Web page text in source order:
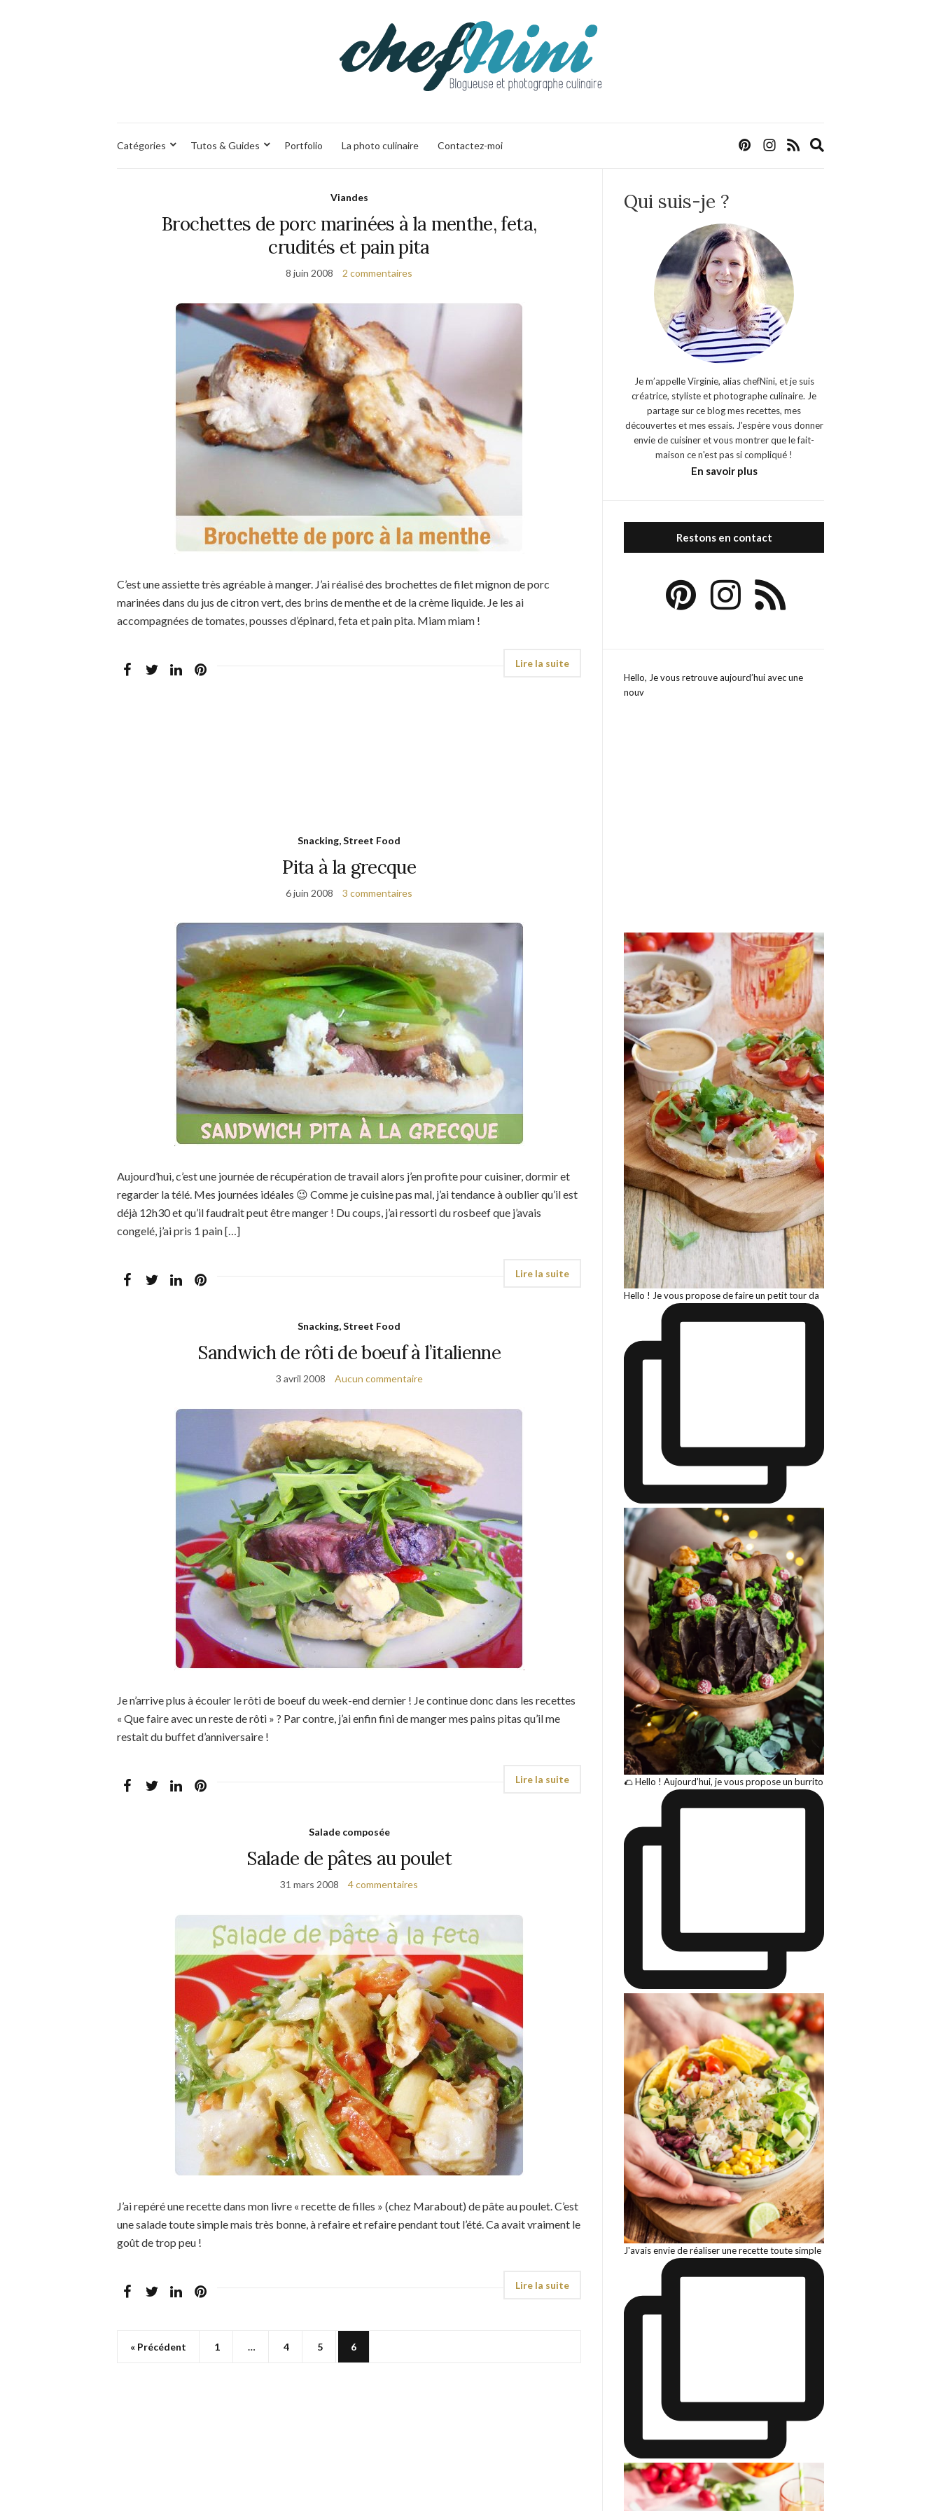
Catégories Tutos & Guides Portfolio La photo culinaire Contactez-moi
Viandes
Brochettes de porc marinées à la menthe, feta,
crudités et pain pita
8 juin 2008 2 commentaires
C’est une assiette très agréable à manger. J’ai réalisé des brochettes de filet mignon de porc
marinées dans du jus de citron vert, des brins de menthe et de la crème liquide. Je les ai
accompagnées de tomates, pousses d’épinard, feta et pain pita. Miam miam !
Snacking, Street Food
Pita à la grecque
6 juin 2008 3 commentaires
Aujourd’hui, c’est une journée de récupération de travail alors j’en profite pour cuisiner, dormir et
regarder la télé. Mes journées idéales 😉 Comme je cuisine pas mal, j’ai tendance à oublier qu’il est
déjà 12h30 et qu’il faudrait peut être manger ! Du coups, j’ai ressorti du rosbeef que j’avais
congelé, j’ai pris 1 pain […]
Snacking, Street Food
Sandwich de rôti de boeuf à l’italienne
3 avril 2008 Aucun commentaire
Je n’arrive plus à écouler le rôti de boeuf du week-end dernier ! Je continue donc dans les recettes
« Que faire avec un reste de rôti » ? Par contre, j’ai enfin fini de manger mes pains pitas qu’il me
restait du buffet d’anniversaire !
Salade composée
Salade de pâtes au poulet
31 mars 2008 4 commentaires
J’ai repéré une recette dans mon livre « recette de filles » (chez Marabout) de pâte au poulet. C’est
une salade toute simple mais très bonne, à refaire et refaire pendant tout l’été. Ca avait vraiment le
goût de trop peu !
« Précédent 1 … 4 5 6
Qui suis-je ?
Je m’appelle Virginie, alias chefNini, et je suis
créatrice, styliste et photographe culinaire. Je
partage sur ce blog mes recettes, mes
découvertes et mes essais. J'espère vous donner
envie de cuisiner et vous montrer que le fait-
maison ce n'est pas si compliqué !
En savoir plus
Restons en contact
Hello, Je vous retrouve aujourd’hui avec une
nouv
Hello ! Je vous propose de faire un petit tour da
🌮 Hello ! Aujourd’hui, je vous propose un burrito
J'avais envie de réaliser une recette toute simple